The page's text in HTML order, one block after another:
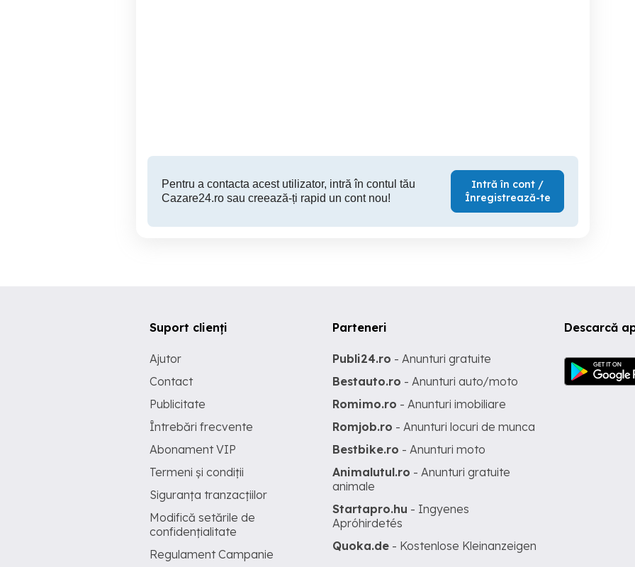
Pentru a contacta acest utilizator, intră în contul tău
Cazare24.ro sau creează-ți rapid un cont nou!
Intră în cont /
Înregistrează-te
Descarcă
Suport clienți
Ajutor
Contact
Publicitate
Întrebări frecvente
Abonament VIP
Termeni și condiții
Siguranța tranzacțiilor
Modifică setările de
confidențialitate
Regulament Campanie
Parteneri
Publi24.ro - Anunturi gratuite
Bestauto.ro - Anunturi auto/moto
Romimo.ro - Anunturi imobiliare
Romjob.ro - Anunturi locuri de munca
Bestbike.ro - Anunturi moto
Animalutul.ro - Anunturi gratuite
animale
Startapro.hu - Ingyenes
Apróhirdetés
Quoka.de - Kostenlose Kleinanzeigen